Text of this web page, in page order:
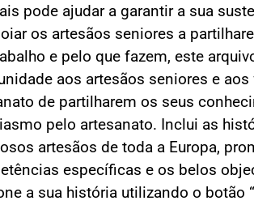
pode ajudar a garantir a sua
os artesãos seniores a
e pelo que fazem, este
aos artesãos seniores e
de partilharem os seus
pelo artesanato. Inclui as
artesãos de toda a Europa,
específicas e os belos
a sua história utilizando o botão